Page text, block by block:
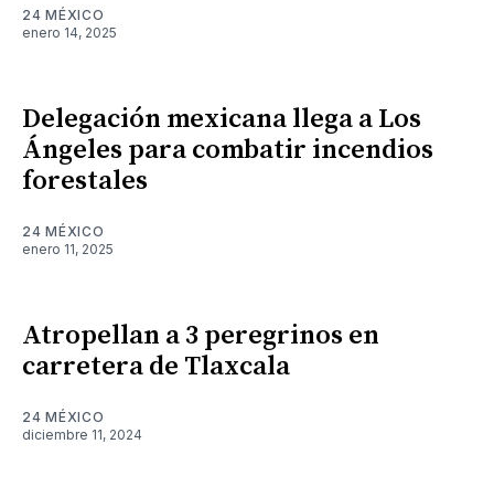
24 MÉXICO
enero 14, 2025
Delegación mexicana llega a Los
Ángeles para combatir incendios
forestales
24 MÉXICO
enero 11, 2025
Atropellan a 3 peregrinos en
carretera de Tlaxcala
24 MÉXICO
diciembre 11, 2024